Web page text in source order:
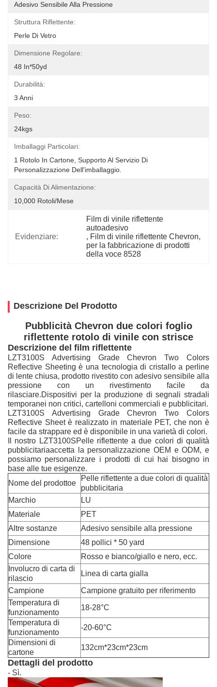
Adesivo Sensibile Alla Pressione
Struttura Riflettente:
Perle Di Vetro
Dimensione Regolare:
48 In*50yd
Durabilità:
3 Anni
Peso:
24kgs
Imballaggi Particolari:
1 Rotolo In Cartone, Supporto Al Servizio Di
Personalizzazione Dell'imballaggio.
Capacità Di Alimentazione:
10,000 Rotoli/mese
Evidenziare:
Film di vinile riflettente
autoadesivo
, Film di vinile riflettente Chevron
per la fabbricazione di prodotti
della voce 8528
Descrizione Del Prodotto
Pubblicità Chevron due colori foglio
riflettente rotolo di vinile con strisce
Descrizione del film riflettente
LZT3100S Advertising Grade Chevron Two Colors
Reflective Sheeting è una tecnologia di cristallo a perline
di lente chiusa, prodotto rivestito con adesivo sensibile alla
pressione con un rivestimento facile da
rilasciare.Dispositivi per la produzione di segnali stradali
temporanei non critici, cartelloni commerciali e pubblicitari.
LZT3100S Advertising Grade Chevron Two Colors
Reflective Sheet è realizzato in materiale PET, che non è
facile da strappare ed è disponibile in una varietà di colori.
Il nostro LZT3100SPelle riflettente a due colori di qualità
pubblicitariaaccetta la personalizzazione OEM e ODM, e
possiamo personalizzare i prodotti di cui hai bisogno in
base alle tue esigenze.
Nome del prodottoe
Pelle riflettente a due colori di qualità
pubblicitaria
Marchio
LU
Materiale
PET
Altre sostanze
Adesivo sensibile alla pressione
Dimensione
48 pollici * 50 yard
Colore
Rosso e bianco/giallo e nero, ecc.
Involucro di carta di
rilascio
Linea di carta gialla
Campione
Campione gratuito per riferimento
Temperatura di
funzionamento
18-28°C
Temperatura di
funzionamento
-20-60°C
Dimensioni di
cartone
132cm*23cm*23cm
Dettagli del prodotto
- Sì.